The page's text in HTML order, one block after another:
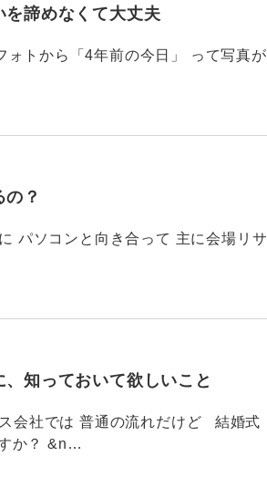
を諦めなくて大丈夫
トから「4年前の今日」 って写真が
？
パソコンと向き合って 主に会場リサ
知っておいて欲しいこと
会社では 普通の流れだけど 結婚式
か？ &n…